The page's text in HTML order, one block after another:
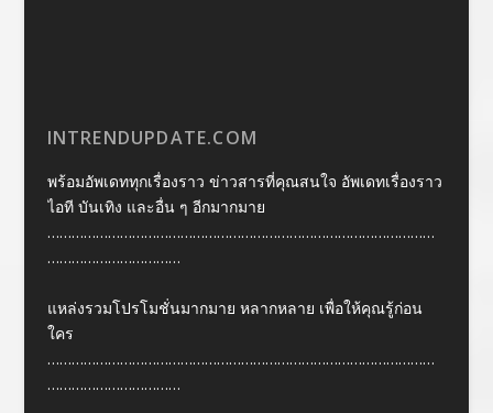
INTRENDUPDATE.COM
พร้อมอัพเดททุกเรื่องราว ข่าวสารที่คุณสนใจ อัพเดทเรื่องราว
ไอที บันเทิง และอื่น ๆ อีกมากมาย
……………………………………………………………………………………
……………………………
แหล่งรวมโปรโมชั่นมากมาย หลากหลาย เพื่อให้คุณรู้ก่อน
ใคร
……………………………………………………………………………………
……………………………